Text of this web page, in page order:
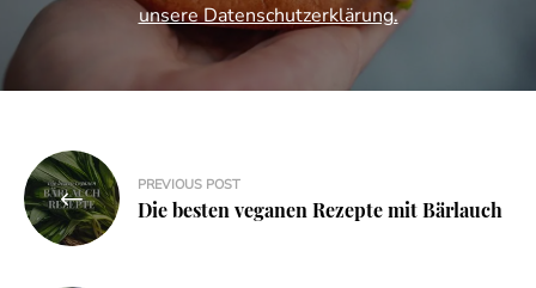
unsere Datenschutzerklärung.
Beitragsnavigation
PREVIOUS POST
Die besten veganen Rezepte mit Bärlauch